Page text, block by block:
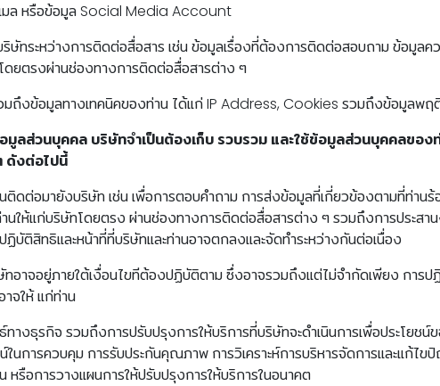
มล หรือข้อมูล Social Media Account
ษัทระหว่างการติดต่อสื่อสาร เช่น ข้อมูลเรื่องที่ต้องการติดต่อสอบถาม ข้อมูลค
ยตรงผ่านช่องทางการติดต่อสื่อสารต่าง ๆ
งข้อมูลทางเทคนิคของท่าน ได้แก่ IP Address, Cookies รวมถึงข้อมูลพฤ
มูลส่วนบุคคล บริษัทจำเป็นต้องเก็บ รวบรวม และใช้ข้อมูลส่วนบุคคลของ
ดังต่อไปนี้
ติดต่อมายังบริษัท เช่น เพื่อการตอบคำถาม การส่งข้อมูลที่เกี่ยวข้องตามที่ท่าน
นให้แก่บริษัทโดยตรง ผ่านช่องทางการติดต่อสื่อสารต่าง ๆ รวมถึงการประสา
บัติสิทธิและหน้าที่ที่บริษัทและท่านอาจตกลงและจัดทำระหว่างกันต่อเนื่อง
อาจอยู่ภายใต้เงื่อนไขทีต้องปฏิบัติตาม ซึ่งอาจรวมถึงแต่ไม่จำกัดเพียง การป
จให้ แก่ท่าน
างธุรกิจ รวมถึงการปรับปรุงการให้บริการที่บริษัทจะดำเนินการเพื่อประโยช
ในการควบคุม การรับประกันคุณภาพ การวิเคราะห์การบริหารจัดการและแก้
รือการวางแผนการให้ปรับปรุงการให้บริการในอนาคต